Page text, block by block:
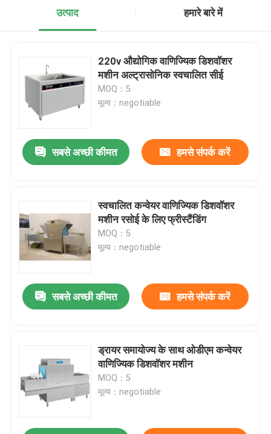
उत्पाद हमारे बारे में
220v औद्योगिक वाणिज्यिक डिशवॉशर
मशीन अल्ट्रासोनिक स्वचालित सीई
MOQ：5
मूल्य：negotiable
सबसे अच्छी कीमत हमसे संपर्क करें
स्वचालित कन्वेयर वाणिज्यिक डिशवॉशर
मशीन रसोई के लिए फ्रीस्टैंडिंग
MOQ：5
मूल्य：negotiable
सबसे अच्छी कीमत हमसे संपर्क करें
ड्रायर समायोज्य के साथ ओडीएम कन्वेयर
वाणिज्यिक डिशवॉशर मशीन
MOQ：5
मूल्य：negotiable